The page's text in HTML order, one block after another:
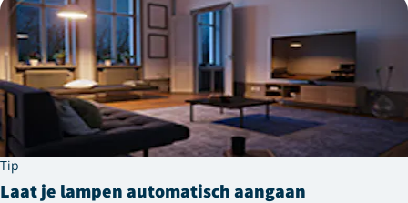
Tip
Laat je lampen automatisch aangaan